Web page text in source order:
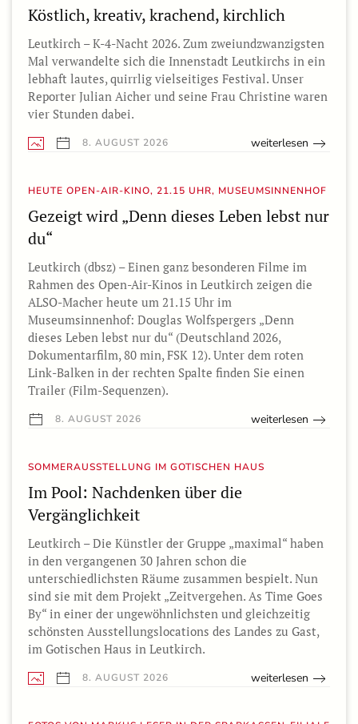
Köstlich, kreativ, krachend, kirchlich
Leutkirch – K-4-Nacht 2026. Zum zweiundzwanzigsten
Mal verwandelte sich die Innenstadt Leutkirchs in ein
lebhaft lautes, quirrlig vielseitiges Festival. Unser
Reporter Julian Aicher und seine Frau Christine waren
vier Stunden dabei.
8. AUGUST 2026 weiterlesen
HEUTE OPEN-AIR-KINO, 21.15 UHR, MUSEUMSINNENHOF
Gezeigt wird „Denn dieses Leben lebst nur
du“
Leutkirch (dbsz) – Einen ganz besonderen Filme im
Rahmen des Open-Air-Kinos in Leutkirch zeigen die
ALSO-Macher heute um 21.15 Uhr im
Museumsinnenhof: Douglas Wolfspergers „Denn
dieses Leben lebst nur du“ (Deutschland 2026,
Dokumentarfilm, 80 min, FSK 12). Unter dem roten
Link-Balken in der rechten Spalte finden Sie einen
Trailer (Film-Sequenzen).
8. AUGUST 2026 weiterlesen
SOMMERAUSSTELLUNG IM GOTISCHEN HAUS
Im Pool: Nachdenken über die
Vergänglichkeit
Leutkirch – Die Künstler der Gruppe „maximal“ haben
in den vergangenen 30 Jahren schon die
unterschiedlichsten Räume zusammen bespielt. Nun
sind sie mit dem Projekt „Zeitvergehen. As Time Goes
By“ in einer der ungewöhnlichsten und gleichzeitig
schönsten Ausstellungslocations des Landes zu Gast,
im Gotischen Haus in Leutkirch.
8. AUGUST 2026 weiterlesen